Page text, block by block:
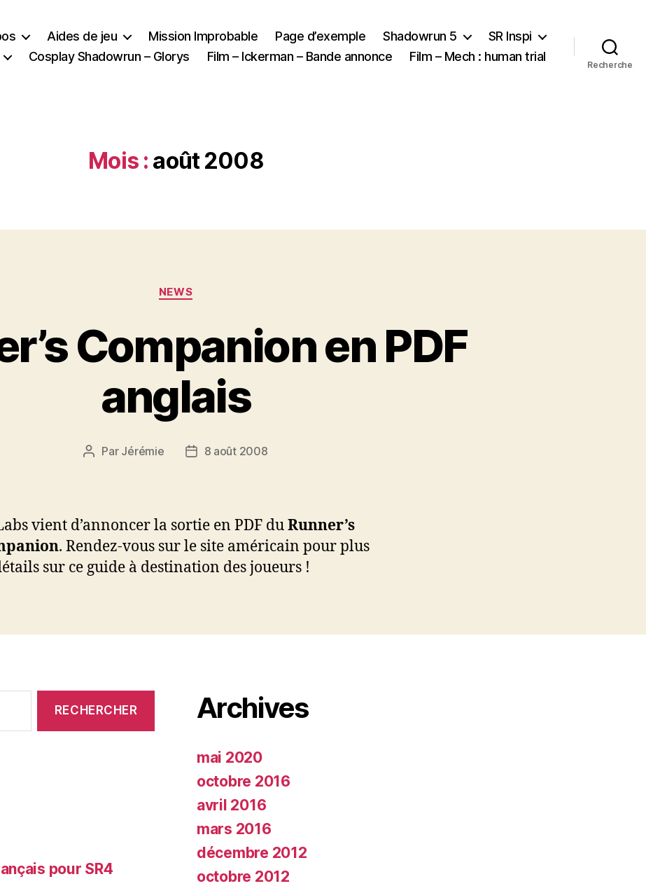
Aides de jeu Mission Improbable Page d’exemple Shadowrun 5
SR Inspi
Cosplay Shadowrun – Glorys Film – Ickerman – Bande annonce Film – Mech : human trial
Recherche
Mois : août 2008
Catégories
NEWS
Companion en PDF
anglais
Auteur
Par Jérémie
Date8 août 2008
vient d’annoncer la sortie en PDF duRunner’s
. Rendez-vous sur le site américain pour plus
sur ce guide à destination des joueurs !
pour SR4
Archives
mai 2020
octobre 2016
avril 2016
mars 2016
décembre 2012
octobre 2012